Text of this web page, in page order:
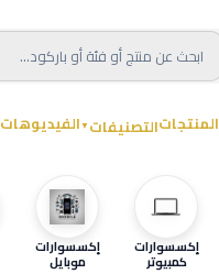
المنتجاتالتصنيفات ▼الفيديوهات
إكسسوارات
كمبيوتر
إكسسوارات
موبايل